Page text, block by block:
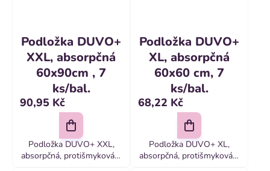
Podložka DUVO+
XXL, absorpčná
60x90cm , 7
ks/bal.
90,95 Kč
Podložka DUVO+ XXL,
absorpčná, protišmyková s
Podložka DUVO+
XL, absorpčná
60x60 cm, 7
ks/bal.
68,22 Kč
Podložka DUVO+ XL,
absorpčná, protišmyková s